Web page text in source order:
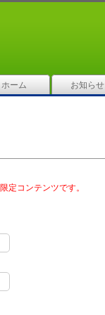
ホーム お知らせ
定コンテンツです。